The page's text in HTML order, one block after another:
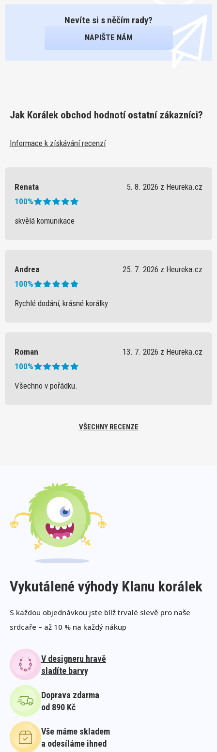
Nevíte si s něčím rady?
NAPIŠTE NÁM
Jak Korálek obchod hodnotí ostatní zákazníci?
Informace k získávání recenzí
Renata
5. 8. 2026 z Heureka.cz
100%
skvělá komunikace
Andrea
25. 7. 2026 z Heureka.cz
100%
Rychlé dodání, krásné korálky
Roman
13. 7. 2026 z Heureka.cz
100%
Všechno v pořádku.
VŠECHNY RECENZE
Vykutálené výhody Klanu korálek
S každou objednávkou jste blíž trvalé slevě pro naše
srdcaře – až 10 % na každý nákup
V designeru hravě
sladíte barvy
Doprava zdarma
od 890 Kč
Vše máme skladem
a odesíláme ihned